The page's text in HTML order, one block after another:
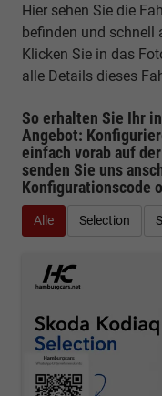
Hier sehen Sie die
befinden und schnell
Klicken Sie in das
alle Details dieses
So erhalten Sie Ihr
Angebot:
einfach vorab auf
senden Sie uns
Konfigurationscode
Alle Selection